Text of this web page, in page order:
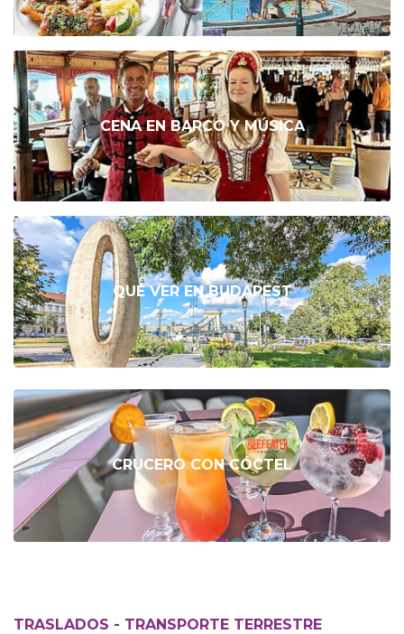
CENA EN BARCO Y MÚSICA
QUÉ VER EN BUDAPEST
CRUCERO CON CÓCTEL
TRASLADOS - TRANSPORTE TERRESTRE